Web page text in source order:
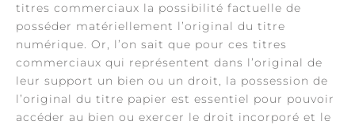
titres commerciaux la possibilité factuelle de
posséder matériellement l’original du titre
numérique. Or, l’on sait que pour ces titres
commerciaux qui représentent dans l’original de
leur support un bien ou un droit, la possession de
l’original du titre papier est essentiel pour pouvoir
accéder au bien ou exercer le droit incorporé et le